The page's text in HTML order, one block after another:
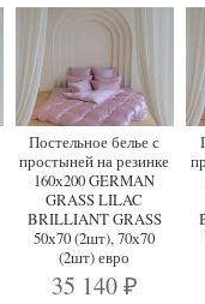
Постельное белье с
простыней на резинке
160х200 GERMAN
GRASS LILAC
BRILLIANT GRASS
50х70 (2шт), 70х70
(2шт) евро
35 140 ₽